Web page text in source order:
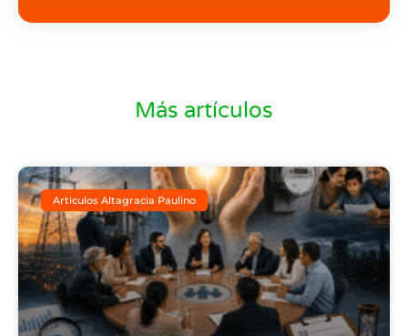
Más artículos
Articulos Altagracia Paulino